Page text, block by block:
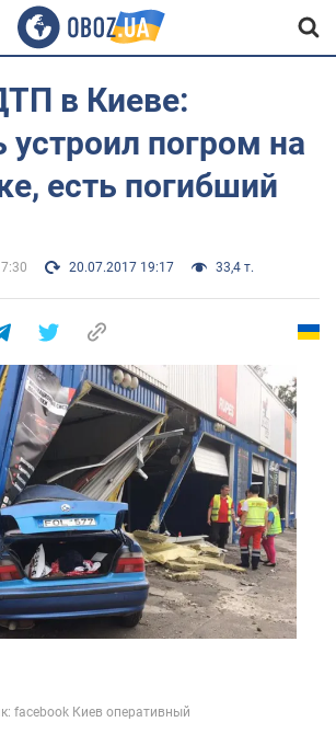
в Киеве:
устроил погром на
есть погибший
20.07.2017 19:17 33,4 т.